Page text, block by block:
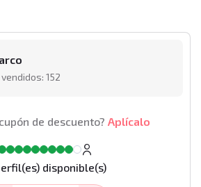
152
de descuento? Aplícalo
disponible(s)